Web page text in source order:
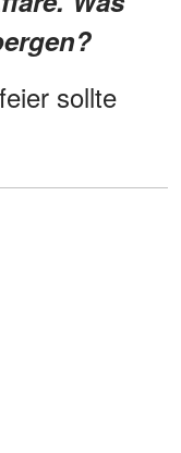
sollte